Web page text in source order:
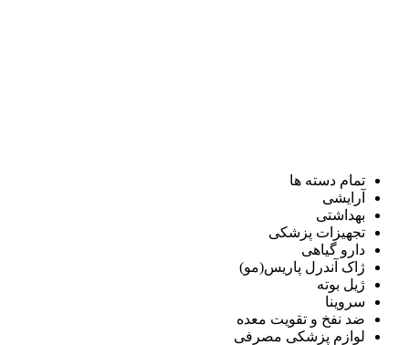
تمام دسته ها
آرایشی
بهداشتی
تجهیزات پزشکی
دارو گیاهی
ژاک آندرل پاریس(مو)
ژیل بوته
سروینا
ضد نفخ و تقویت معده
لوازم پزشکی مصرفی